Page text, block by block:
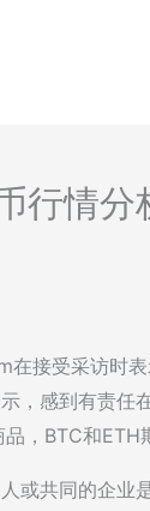
行情分
在接受采访时
，感到有责任
，BTC和ETH
或共同的企业